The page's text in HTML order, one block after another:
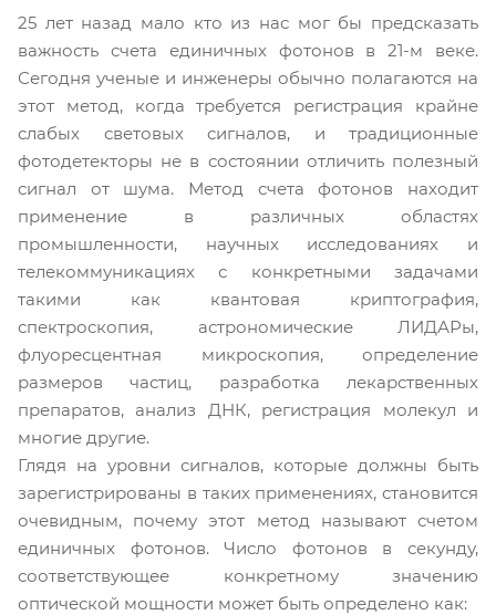
25 лет назад мало кто из нас мог бы предсказать
важность счета единичных фотонов в 21-м веке.
Сегодня ученые и инженеры обычно полагаются на
этот метод, когда требуется регистрация крайне
слабых световых сигналов, и традиционные
фотодетекторы не в состоянии отличить полезный
сигнал от шума. Метод счета фотонов находит
применение в различных областях
промышленности, научных исследованиях и
телекоммуникациях с конкретными задачами
такими как квантовая криптография,
спектроскопия, астрономические ЛИДАРы,
флуоресцентная микроскопия, определение
размеров частиц, разработка лекарственных
препаратов, анализ ДНК, регистрация молекул и
многие другие.
Глядя на уровни сигналов, которые должны быть
зарегистрированы в таких применениях, становится
очевидным, почему этот метод называют счетом
единичных фотонов. Число фотонов в секунду,
соответствующее конкретному значению
оптической мощности может быть определено как: